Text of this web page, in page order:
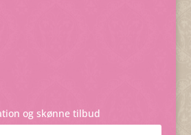
og skønne tilbud